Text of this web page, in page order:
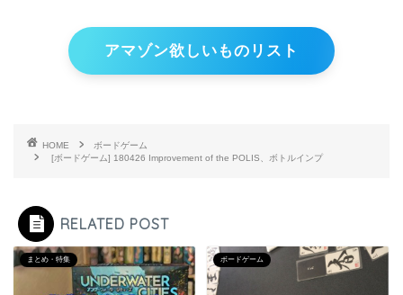
アマゾン欲しいものリスト
HOME
ボードゲーム
[ボードゲーム] 180426 Improvement of the POLIS、ボトルインプ
RELATED POST
まとめ・特集 ボードゲーム